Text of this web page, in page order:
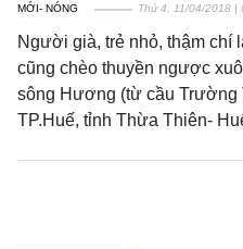
MỚI- NÓNG Thứ 4, 11/04/2018 |
Người già, trẻ nhỏ, thậm chí
cũng chèo thuyền ngược
sông Hương (từ cầu Trường
TP.Huế, tỉnh Thừa Thiên-